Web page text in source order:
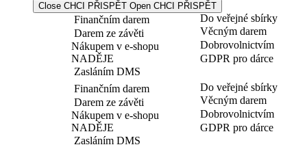
Close CHCI PŘISPĚT Open CHCI PŘISPĚT
Finančním darem
Darem ze závěti
Nákupem v e-shopu
NADĚJE
Zasláním DMS
Do veřejné sbírky
Věcným darem
Dobrovolnictvím
GDPR pro dárce
Finančním darem
Darem ze závěti
Nákupem v e-shopu
NADĚJE
Zasláním DMS
Do veřejné sbírky
Věcným darem
Dobrovolnictvím
GDPR pro dárce